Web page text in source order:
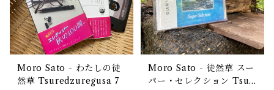
Moro Sato - わ​た​し​の​徒​
然​草 Tsuredzuregusa 7
Moro Sato - 徒然草 スー
パー・セレクション Tsur